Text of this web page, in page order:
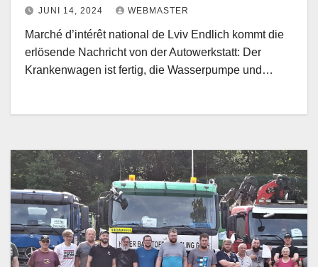
JUNI 14, 2024 WEBMASTER
Marché d’intérêt national de Lviv Endlich kommt die
erlösende Nachricht von der Autowerkstatt: Der
Krankenwagen ist fertig, die Wasserpumpe und…